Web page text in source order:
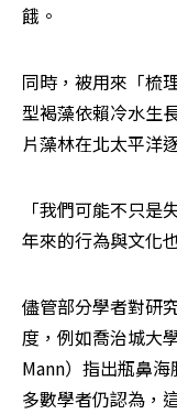
餓。
同時，被用來「梳
型褐藻依賴冷水生
片藻林在北太平洋
「我們可能不只
年來的行為與文化
儘管部分學者對研
度，例如喬治城大
Mann）指出瓶鼻
多數學者仍認為，